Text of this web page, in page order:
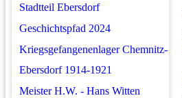
Stadtteil Ebersdorf
Geschichtspfad 2024
Kriegsgefangenenlager Chemnitz-
Ebersdorf 1914-1921
Meister H.W. - Hans Witten